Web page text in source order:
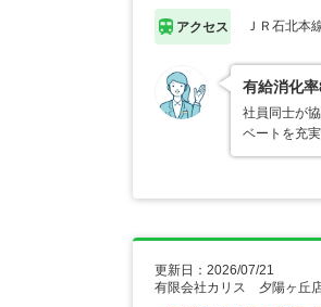
アクセス ＪＲ石北本
有給消化
社員同士が
ベートを充
更新日：2026/07/21
有限会社カリス 夕陽ヶ丘